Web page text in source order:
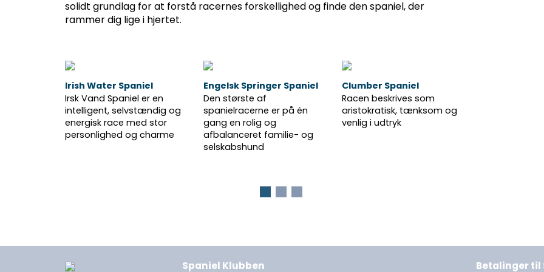
solidt grundlag for at forstå racernes forskellighed og finde den spaniel, der
rammer dig lige i hjertet.
Irish Water Spaniel
Irsk Vand Spaniel er en
intelligent, selvstændig og
energisk race med stor
personlighed og charme
Engelsk Springer Spaniel
Den største af
spanielracerne er på én
gang en rolig og
afbalanceret familie- og
selskabshund
Clumber Spaniel
Racen beskrives som
aristokratisk, tænksom og
venlig i udtryk
Spaniel Klubben Betalinger til